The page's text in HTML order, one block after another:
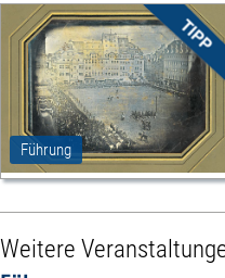
Führung
Weitere